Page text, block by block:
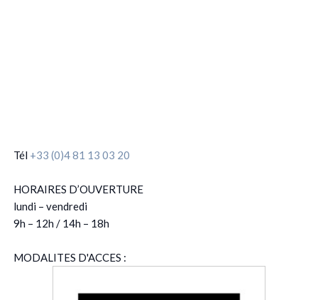
Tél +33 (0)4 81 13 03 20
HORAIRES D’OUVERTURE
lundi – vendredi
9h – 12h / 14h – 18h
MODALITES D'ACCES :